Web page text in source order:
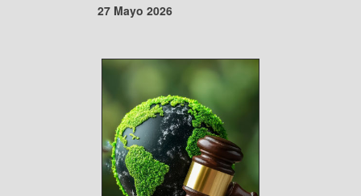
27 Mayo 2026